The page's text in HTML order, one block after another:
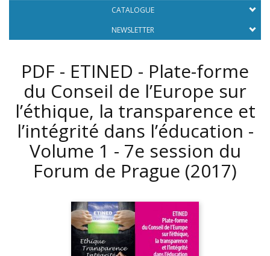
CATALOGUE
NEWSLETTER
PDF - ETINED - Plate-forme
du Conseil de l’Europe sur
l’éthique, la transparence et
l’intégrité dans l’éducation -
Volume 1 - 7e session du
Forum de Prague (2017)